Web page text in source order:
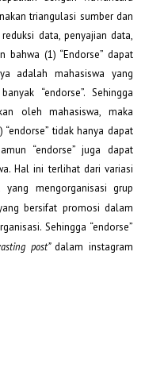
triangulasi sumber dan
data, penyajian data,
bahwa (1) “Endorse” dapat
adalah mahasiswa yang
“endorse”. Sehingga
oleh mahasiswa, maka
tidak hanya dapat
“endorse” juga dapat
Hal ini terlihat dari variasi
mengorganisasi grup
bersifat promosi dalam
Sehingga “endorse”
post”dalam instagram